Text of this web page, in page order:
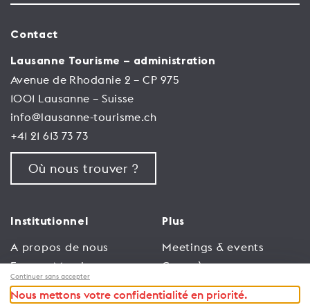
Contact
Lausanne Tourisme – administration
Avenue de Rhodanie 2 – CP 975
1001 Lausanne – Suisse
info@lausanne-tourisme.ch
+41 21 613 73 73
Où nous trouver ?
Institutionnel
A propos de nous
Espace Membres
Emploi
Plus
Meetings & events
Congrès
Trade
Continuer sans accepter
Nous mettons votre confidentialité en priorité.